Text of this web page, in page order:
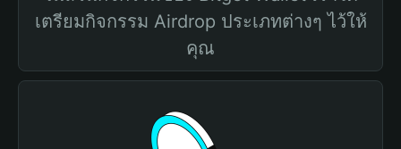
เตรียมกิจกรรม Airdrop ประเภทต่างๆ ไว้ให้
คุณ